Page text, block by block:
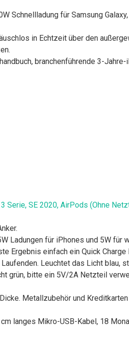
Schnellladung für Samsung
in Echtzeit über den
branchenführende 3-
SE 2020, AirPods (Ohne
Ladungen für iPhones und 5W
Ergebnis einfach ein Quick
Leuchtet das Licht blau,
grün, bitte ein 5V/2A Netzteil
Metallzubehör und
langes Mikro-USB-Kabel, 18